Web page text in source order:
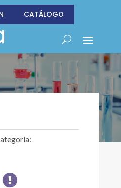
CATÁLOGO
